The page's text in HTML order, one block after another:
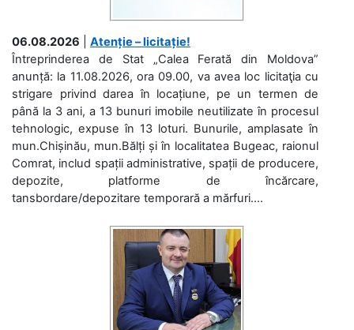
06.08.2026
Atenție – licitație!
Întreprinderea de Stat „Calea Ferată din Moldova”
anunță: la 11.08.2026, ora 09.00, va avea loc licitaţia cu
strigare privind darea în locațiune, pe un termen de
până la 3 ani, a 13 bunuri imobile neutilizate în procesul
tehnologic, expuse în 13 loturi. Bunurile, amplasate în
mun.Chișinău, mun.Bălți și în localitatea Bugeac, raionul
Comrat, includ spații administrative, spații de producere,
depozite, platforme de încărcare,
tansbordare/depozitare temporară a mărfuri....